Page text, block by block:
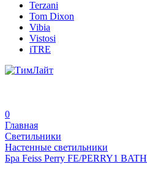
Terzani
Tom Dixon
Vibia
Vistosi
iTRE
0
Главная
Светильники
Настенные светильники
Бра Feiss Perry FE/PERRY1 BATH